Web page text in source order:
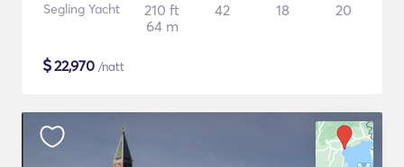
Segling Yacht
210 ft
64 m
42 18 20
$22,970 /natt